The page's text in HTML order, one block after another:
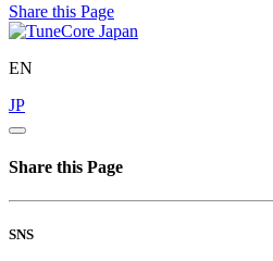
Share this Page
EN
JP
Share this Page
SNS